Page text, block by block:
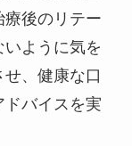
後のリテー
ように気を
、健康な口
バイスを実